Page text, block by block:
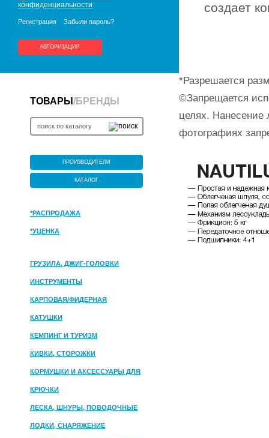
конфиденциальности
Регистрация Забыли пароль?
АВТОРИЗАЦИЯ
ТОВАРЫ /БРЕНДЫ
ПРОИЗВОДИТЕЛИ
КАТАЛОГ
*РАСПРОДАЖА
*УЦЕНКА
ГРУЗИЛА, ДЖИГ-ГОЛОВКИ
ИНСТРУМЕНТЫ
КАРПОВАЯ/ФИДЕРНАЯ
КАТУШКИ
КЕМПИНГ И ТУРИЗМ
КИВКИ, СТОРОЖКИ
КОРМУШКИ И АКСЕССУАРЫ ДЛЯ
ПРИКОРМКИ
КРЮЧКИ
ЛЕСКА, ШНУРЫ, ПОВОДОЧНЫЕ
МАТЕРИАЛЫ
ЛОДКИ, СНАРЯЖЕНИЕ
создает
*Разрешается
©Запрещается
целях. Нанесение
фотографиях